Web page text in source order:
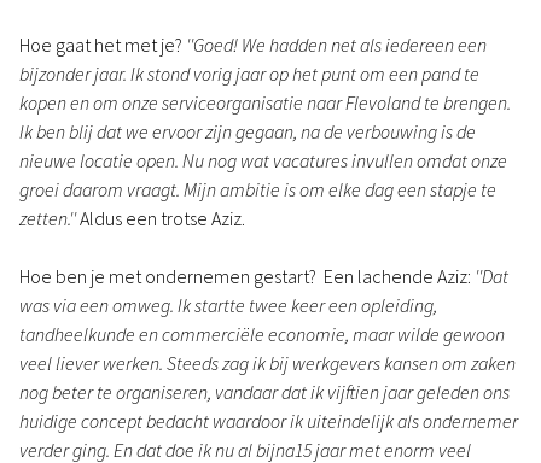
Hoe gaat het met je? ''Goed! We hadden net als iedereen een
bijzonder jaar. Ik stond vorig jaar op het punt om een pand te
kopen en om onze serviceorganisatie naar Flevoland te brengen.
Ik ben blij dat we ervoor zijn gegaan, na de verbouwing is de
nieuwe locatie open. Nu nog wat vacatures invullen omdat onze
groei daarom vraagt. Mijn ambitie is om elke dag een stapje te
zetten.''Aldus een trotse Aziz.
Hoe ben je met ondernemen gestart? Een lachende Aziz: ''Dat
was via een omweg. Ik startte twee keer een opleiding,
tandheelkunde en commerciële economie, maar wilde gewoon
veel liever werken. Steeds zag ik bij werkgevers kansen om zaken
nog beter te organiseren, vandaar dat ik vijftien jaar geleden ons
huidige concept bedacht waardoor ik uiteindelijk als ondernemer
verder ging. En dat doe ik nu al bijna15 jaar met enorm veel